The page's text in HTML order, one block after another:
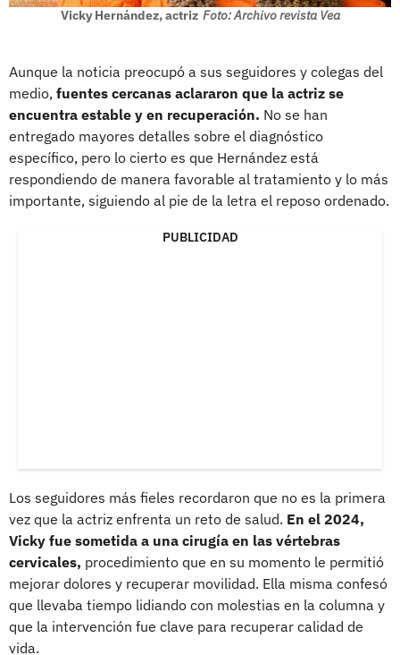
Vicky Hernández, actriz Foto: Archivo revista Vea
Aunque la noticia preocupó a sus seguidores y colegas del
medio, fuentes cercanas aclararon que la actriz se
encuentra estable y en recuperación. No se han
entregado mayores detalles sobre el diagnóstico
específico, pero lo cierto es que Hernández está
respondiendo de manera favorable al tratamiento y lo más
importante, siguiendo al pie de la letra el reposo ordenado.
PUBLICIDAD
Los seguidores más fieles recordaron que no es la primera
vez que la actriz enfrenta un reto de salud. En el 2024,
Vicky fue sometida a una cirugía en las vértebras
cervicales, procedimiento que en su momento le permitió
mejorar dolores y recuperar movilidad. Ella misma confesó
que llevaba tiempo lidiando con molestias en la columna y
que la intervención fue clave para recuperar calidad de
vida.